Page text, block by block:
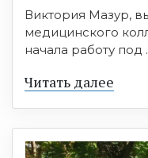
Виктория Мазур,
медицинского
начала работу под
Читать далее